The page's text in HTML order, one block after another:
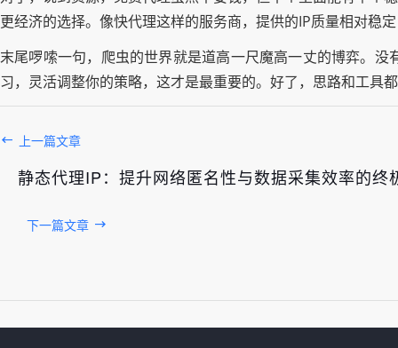
更经济的选择。像快代理这样的服务商，提供的IP质量相对稳
末尾啰嗦一句，爬虫的世界就是道高一尺魔高一丈的博弈。
习，灵活调整你的策略，这才是最重要的。好了，思路和工具
上一篇文章
静态代理IP：提升网络匿名性与数据采集效率的终
下一篇文章